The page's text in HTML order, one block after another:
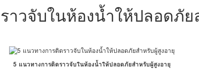
าวจับในห้องน้ำให้ปลอดภั
5 แนวทางการติดราวจับในห้องน้ำให้ปลอดภัยสำหรับผู้สูงอายุ